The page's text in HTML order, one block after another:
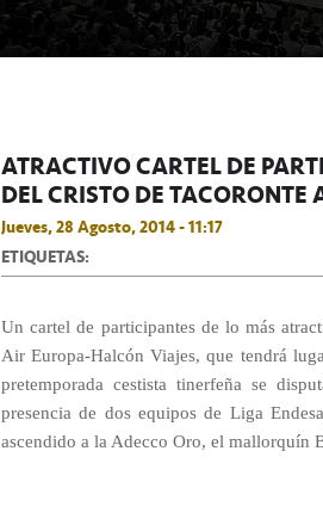
ATRACTIVO CARTEL DE
DEL CRISTO DE
Jueves, 28 Agosto, 2014 - 11:17
ETIQUETAS:
Un cartel de participantes de lo más
Air Europa-Halcón Viajes, que tendrá
pretemporada cestista tinerfeña se
presencia de dos equipos de Liga
ascendido a la Adecco Oro, el mallorquín